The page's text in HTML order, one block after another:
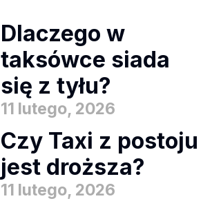
Dlaczego w
taksówce siada
się z tyłu?
11 lutego, 2026
Czy Taxi z postoju
jest droższa?
11 lutego, 2026